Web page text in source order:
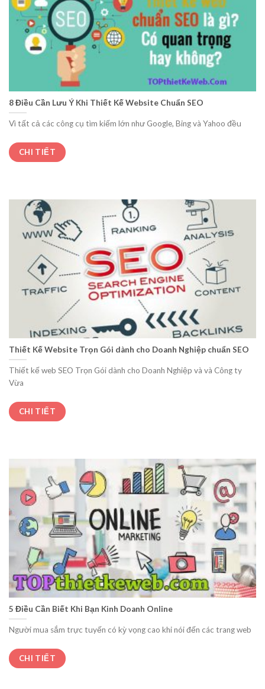
8 Điều Cần Lưu Ý Khi Thiết Kế Website Chuẩn SEO
Vì tất cả các công cụ tìm kiếm lớn như Google, Bing và Yahoo đều
CHI TIẾT
Thiết Kế Website Trọn Gói dành cho Doanh Nghiệp chuẩn SEO
Thiết kế web SEO Trọn Gói dành cho Doanh Nghiệp và và Công ty
Vừa
CHI TIẾT
5 Điều Cần Biết Khi Bạn Kinh Doanh Online
Người mua sắm trực tuyến có kỳ vọng cao khi nói đến các trang web
CHI TIẾT